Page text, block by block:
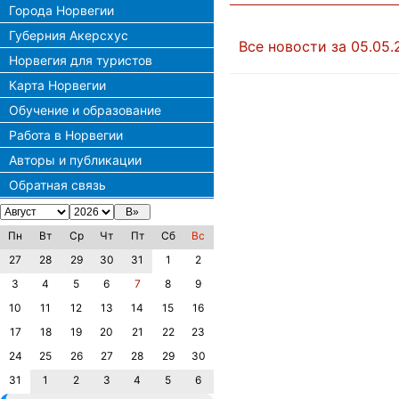
Города Норвегии
Губерния Акерсхус
Норвегия для туристов
Карта Норвегии
Обучение и образование
Работа в Норвегии
Авторы и публикации
Обратная связь
Пн Вт Ср Чт Пт Сб
Вс
27
28 29 30 31 1
2
3
4 5 6 7 8
9
10
11 12 13 14 15
16
17
18 19 20 21 22
23
24
25 26 27 28 29
30
31
1 2 3 4 5 6
Все новости за